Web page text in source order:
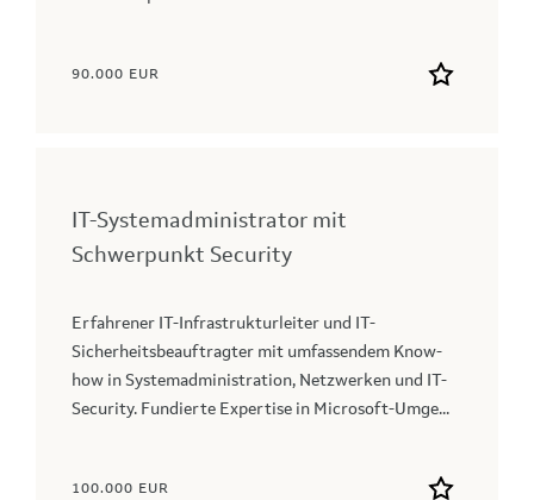
90.000 EUR
IT-Systemadministrator mit
Schwerpunkt Security
Erfahrener IT-Infrastrukturleiter und IT-
Sicherheitsbeauftragter mit umfassendem Know-
how in Systemadministration, Netzwerken und IT-
Security. Fundierte Expertise in Microsoft-Umge...
100.000 EUR